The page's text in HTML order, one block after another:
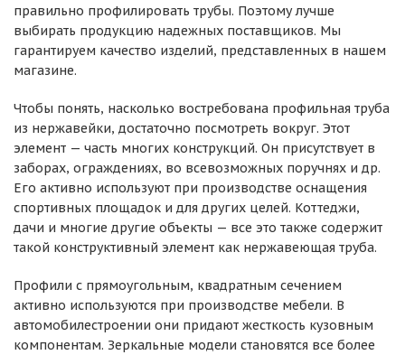
правильно профилировать трубы. Поэтому лучше
выбирать продукцию надежных поставщиков. Мы
гарантируем качество изделий, представленных в нашем
магазине.
Чтобы понять, насколько востребована профильная труба
из нержавейки, достаточно посмотреть вокруг. Этот
элемент — часть многих конструкций. Он присутствует в
заборах, ограждениях, во всевозможных поручнях и др.
Его активно используют при производстве оснащения
спортивных площадок и для других целей. Коттеджи,
дачи и многие другие объекты — все это также содержит
такой конструктивный элемент как нержавеющая труба.
Профили с прямоугольным, квадратным сечением
активно используются при производстве мебели. В
автомобилестроении они придают жесткость кузовным
компонентам. Зеркальные модели становятся все более